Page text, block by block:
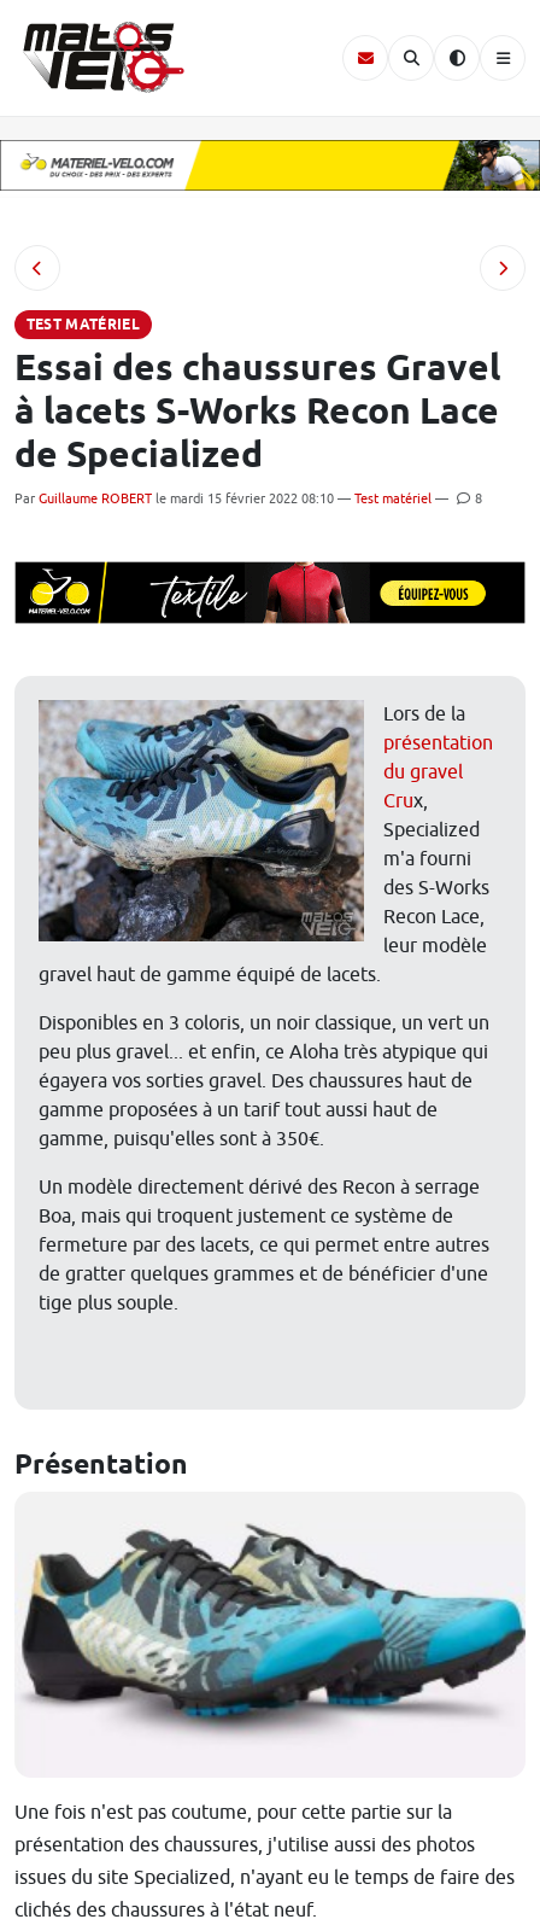
TEST MATÉRIEL
Essai des chaussures Gravel
à lacets S-Works Recon Lace
de Specialized
Par Guillaume ROBERT le mardi 15 février 2022 08:10 — Test matériel — 8
Lors de la
présentation
du gravel
Crux,
Specialized
m'a fourni
des S-Works
Recon Lace,
leur modèle
gravel haut de gamme équipé de lacets.
Disponibles en 3 coloris, un noir classique, un vert un
peu plus gravel... et enfin, ce Aloha très atypique qui
égayera vos sorties gravel. Des chaussures haut de
gamme proposées à un tarif tout aussi haut de
gamme, puisqu'elles sont à 350€.
Un modèle directement dérivé des Recon à serrage
Boa, mais qui troquent justement ce système de
fermeture par des lacets, ce qui permet entre autres
de gratter quelques grammes et de bénéficier d'une
tige plus souple.
Présentation
Une fois n'est pas coutume, pour cette partie sur la
présentation des chaussures, j'utilise aussi des photos
issues du site Specialized, n'ayant eu le temps de faire des
clichés des chaussures à l'état neuf.